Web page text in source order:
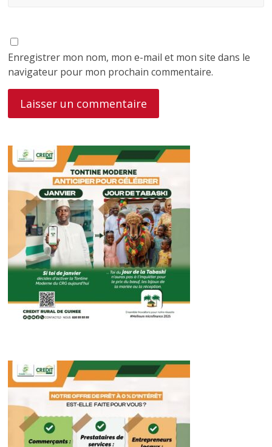
Enregistrer mon nom, mon e-mail et mon site dans le
navigateur pour mon prochain commentaire.